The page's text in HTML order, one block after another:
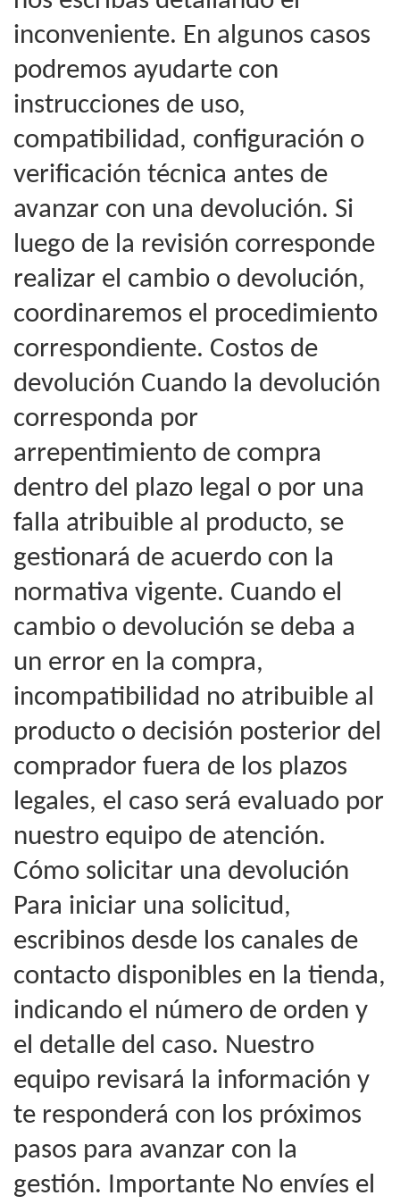
inconveniente. En algunos casos
podremos ayudarte con
instrucciones de uso,
compatibilidad, configuración o
verificación técnica antes de
avanzar con una devolución. Si
luego de la revisión corresponde
realizar el cambio o devolución,
coordinaremos el procedimiento
correspondiente. Costos de
devolución Cuando la devolución
corresponda por
arrepentimiento de compra
dentro del plazo legal o por una
falla atribuible al producto, se
gestionará de acuerdo con la
normativa vigente. Cuando el
cambio o devolución se deba a
un error en la compra,
incompatibilidad no atribuible al
producto o decisión posterior del
comprador fuera de los plazos
legales, el caso será evaluado por
nuestro equipo de atención.
Cómo solicitar una devolución
Para iniciar una solicitud,
escribinos desde los canales de
contacto disponibles en la tienda,
indicando el número de orden y
el detalle del caso. Nuestro
equipo revisará la información y
te responderá con los próximos
pasos para avanzar con la
gestión. Importante No envíes el